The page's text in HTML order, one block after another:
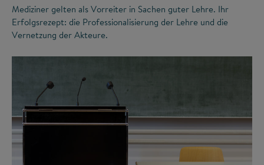
Mediziner gelten als Vorreiter in Sachen guter Lehre. Ihr
Erfolgsrezept: die Professionalisierung der Lehre und die
Vernetzung der Akteure.